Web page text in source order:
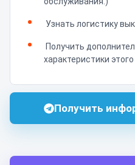
Узнать логистику
Получить
характеристики
Получить